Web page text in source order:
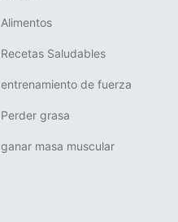
Alimentos
Recetas Saludables
entrenamiento de fuerza
Perder grasa
ganar masa muscular